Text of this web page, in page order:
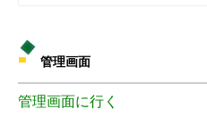
管理画面
管理画面に行く